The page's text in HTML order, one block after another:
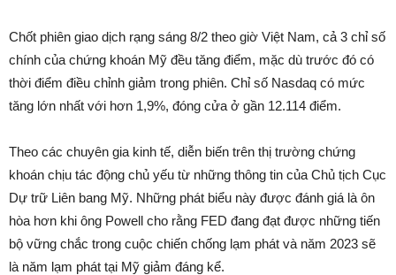
Chốt phiên giao dịch rạng sáng 8/2 theo giờ Việt Nam, cả 3 chỉ số
chính của chứng khoán Mỹ đều tăng điểm, mặc dù trước đó có
thời điểm điều chỉnh giảm trong phiên. Chỉ số Nasdaq có mức
tăng lớn nhất với hơn 1,9%, đóng cửa ở gần 12.114 điểm.
Theo các chuyên gia kinh tế, diễn biến trên thị trường chứng
khoán chịu tác động chủ yếu từ những thông tin của Chủ tịch Cục
Dự trữ Liên bang Mỹ. Những phát biểu này được đánh giá là ôn
hòa hơn khi ông Powell cho rằng FED đang đạt được những tiến
bộ vững chắc trong cuộc chiến chống lạm phát và năm 2023 sẽ
là năm lạm phát tại Mỹ giảm đáng kể.